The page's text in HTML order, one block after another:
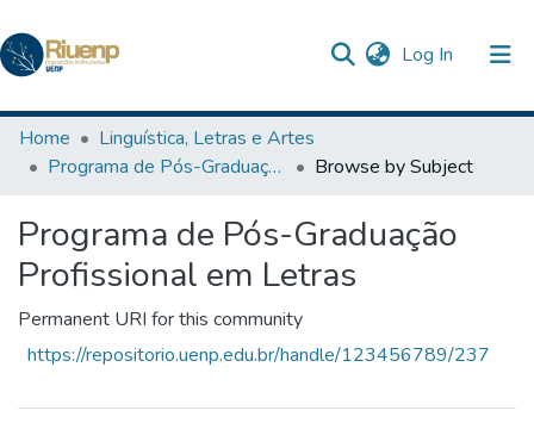
Log In (current)
Communities & Collections
Browse DSpace
Home
Linguística, Letras e Artes
Programa de Pós-Graduação Profissional em Letras
Browse by Subject
Programa de Pós-Graduação
Profissional em Letras
Permanent URI for this community
https://repositorio.uenp.edu.br/handle/123456789/237